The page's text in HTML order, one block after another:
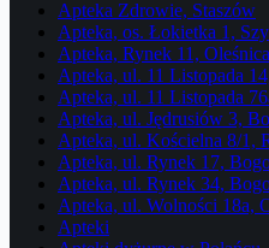
Apteka Zdrowie, Staszów
Apteka, os. Łokietka 1,
Apteka, Rynek 11, Oleśnica
Apteka, ul. 11 Listopada
Apteka, ul. 11 Listopada
Apteka, ul. Jędrusiów 3,
Apteka, ul. Kościelna 8/1,
Apteka, ul. Rynek 17,
Apteka, ul. Rynek 34,
Apteka, ul. Wolności 18a,
Apteki